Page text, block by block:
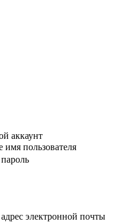
аккаунт
имя пользователя
электронной почты